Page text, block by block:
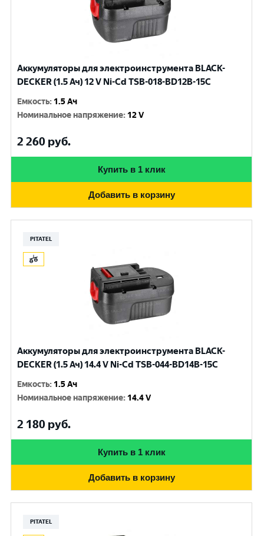
Аккумуляторы для электроинструмента BLACK-
DECKER (1.5 Ач) 12 V Ni-Cd TSB-018-BD12B-15C
Емкость: 1.5 Ач
Номинальное напряжение: 12 V
2 260 руб.
Купить в 1 клик
Добавить в корзину
PITATEL
Аккумуляторы для электроинструмента BLACK-
DECKER (1.5 Ач) 14.4 V Ni-Cd TSB-044-BD14B-15C
Емкость: 1.5 Ач
Номинальное напряжение: 14.4 V
2 180 руб.
Купить в 1 клик
Добавить в корзину
PITATEL